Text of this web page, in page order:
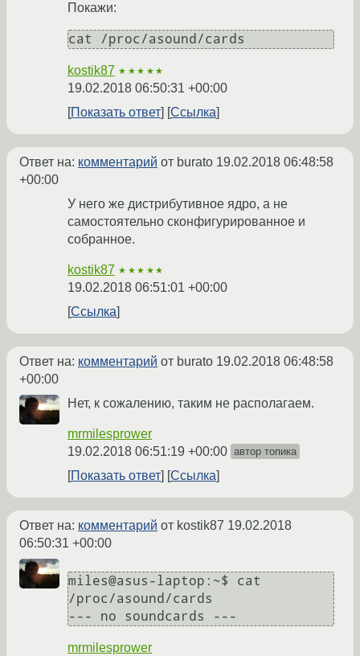
Покажи:
kostik87 ★★★★★
19.02.2018 06:50:31 +00:00
Показать ответ
Ссылка
Ответ на: комментарий от burato 19.02.2018 06:48:58
+00:00
У него же дистрибутивное ядро, а не
самостоятельно сконфигурированное и
собранное.
kostik87 ★★★★★
19.02.2018 06:51:01 +00:00
Ссылка
Ответ на: комментарий от burato 19.02.2018 06:48:58
+00:00
Нет, к сожалению, таким не располагаем.
mrmilesprower
19.02.2018 06:51:19 +00:00 автор топика
Показать ответ Ссылка
Ответ на: комментарий от kostik87 19.02.2018
06:50:31 +00:00
miles@asus-laptop:~$ cat
/proc/asound/cards
mrmilesprower